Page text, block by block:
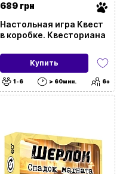
689 грн
Настольная игра Квест
в коробке. Квесториана
Купить
1-6 > 60мин. 6+